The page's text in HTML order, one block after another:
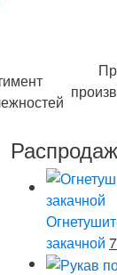
закачной